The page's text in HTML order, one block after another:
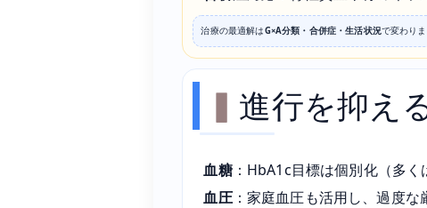
治療の最適解はG×A分類・合併症・生活状況で変わり
進行を抑え
血糖：HbA1c目標は個別化（多く
血圧：家庭血圧も活用し、過度な